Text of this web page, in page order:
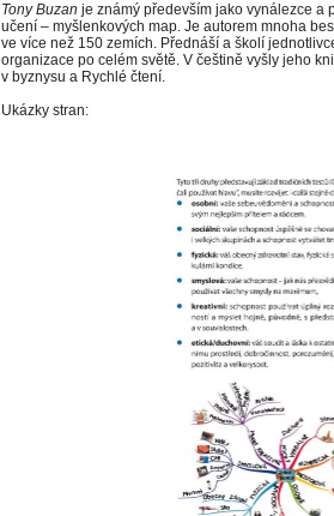
Tony Buzan je známý především jako vynálezce a
učení – myšlenkových map. Je autorem mnoha
ve více než 150 zemích. Přednáší a školí
organizace po celém světě. V češtině vyšly jeho
v byznysu a Rychlé čtení.
Ukázky stran: